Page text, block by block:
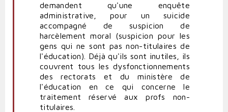
demandent qu'une enquête
administrative, pour un suicide
accompagné de suspicion de
harcèlement moral (suspicion pour les
gens qui ne sont pas non-titulaires de
l'éducation). Déjà qu'ils sont inutiles, ils
couvrent tous les dysfonctionnements
des rectorats et du ministère de
l'éducation en ce qui concerne le
traitement réservé aux profs non-
titulaires.